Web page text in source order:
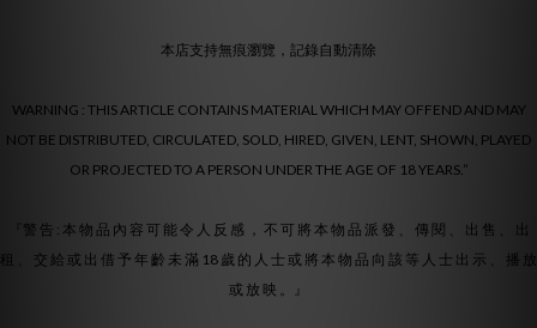
本店支持無痕瀏覽，記錄自動清除
WARNING : THIS ARTICLE CONTAINS MATERIAL WHICH MAY OFFEND AND MAY
NOT BE DISTRIBUTED, CIRCULATED, SOLD, HIRED, GIVEN, LENT, SHOWN, PLAYED
OR PROJECTED TO A PERSON UNDER THE AGE OF 18 YEARS.”
『警 告 : 本 物 品 內 容 可 能 令 人 反 感 ， 不 可 將 本 物 品 派 發 、 傳 閱 、 出 售 、 出
租 、 交 給 或 出 借 予 年 齡 未 滿 18 歲 的 人 士 或 將 本 物 品 向 該 等 人 士 出 示 、 播 放
或 放 映 。』